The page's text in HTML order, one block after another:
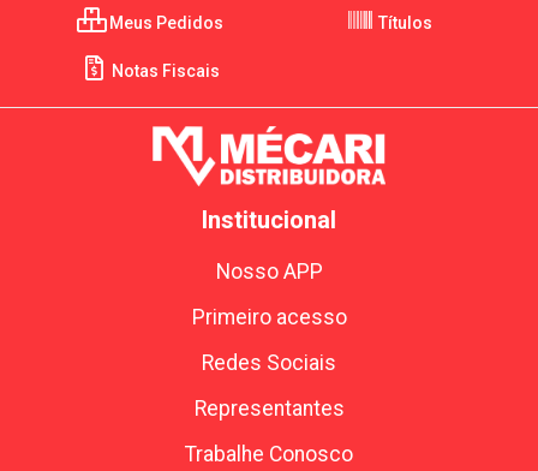
Meus Pedidos Títulos
Notas Fiscais
Institucional
Nosso APP
Primeiro acesso
Redes Sociais
Representantes
Trabalhe Conosco